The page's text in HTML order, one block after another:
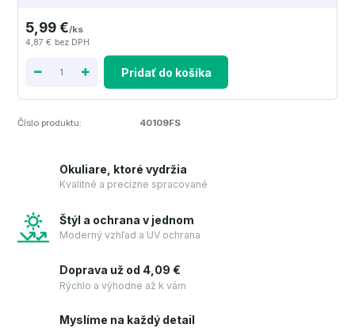
5,99 €/ks
4,87 € bez DPH
Pridať do košíka
Číslo produktu: 40109FS
Okuliare, ktoré vydržia
Kvalitné a precízne spracované
Štýl a ochrana v jednom
Moderný vzhľad a UV ochrana
Doprava už od 4,09 €
Rýchlo a výhodne až k vám
Myslíme na každý detail